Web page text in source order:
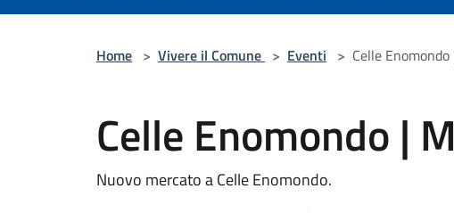
Home > Vivere il Comune > Eventi > Celle
Celle Enomondo |
Nuovo mercato a Celle Enomondo.